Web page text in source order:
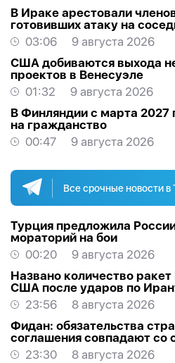
В Ираке арестовали
готовивших атаку на
03:06
9 августа 2026
США добиваются выхода
проектов в Венесуэле
01:32
9 августа 2026
В Финляндии с марта 2027
на гражданство
00:47
9 августа 2026
Все срочные новости в
Турция предложила
мораторий на бои
00:20
9 августа 2026
Названо количество
США после ударов по
23:56
8 августа 2026
Фидан: обязательства
соглашения совпадают со
23:30
8 августа 2026